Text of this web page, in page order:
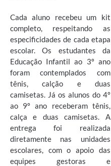
Cada aluno recebeu um kit
completo, respeitando as
especificidades de cada etapa
escolar. Os estudantes da
Educação Infantil ao 3º ano
foram contemplados com
tênis, calção e duas
camisetas. Já os alunos do 4º
ao 9º ano receberam tênis,
calça e duas camisetas. A
entrega foi realizada
diretamente nas unidades
escolares, com o apoio das
equipes gestoras e